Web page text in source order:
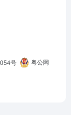
号
粤公网